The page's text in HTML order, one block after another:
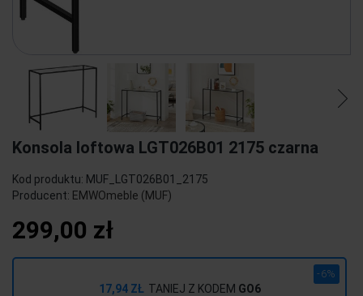
Konsola loftowa LGT026B01 2175 czarna
Kod produktu: MUF_LGT026B01_2175
Producent: EMWOmeble (MUF)
299,00 zł
17,94 ZŁ TANIEJ Z KODEM GO6
-6%